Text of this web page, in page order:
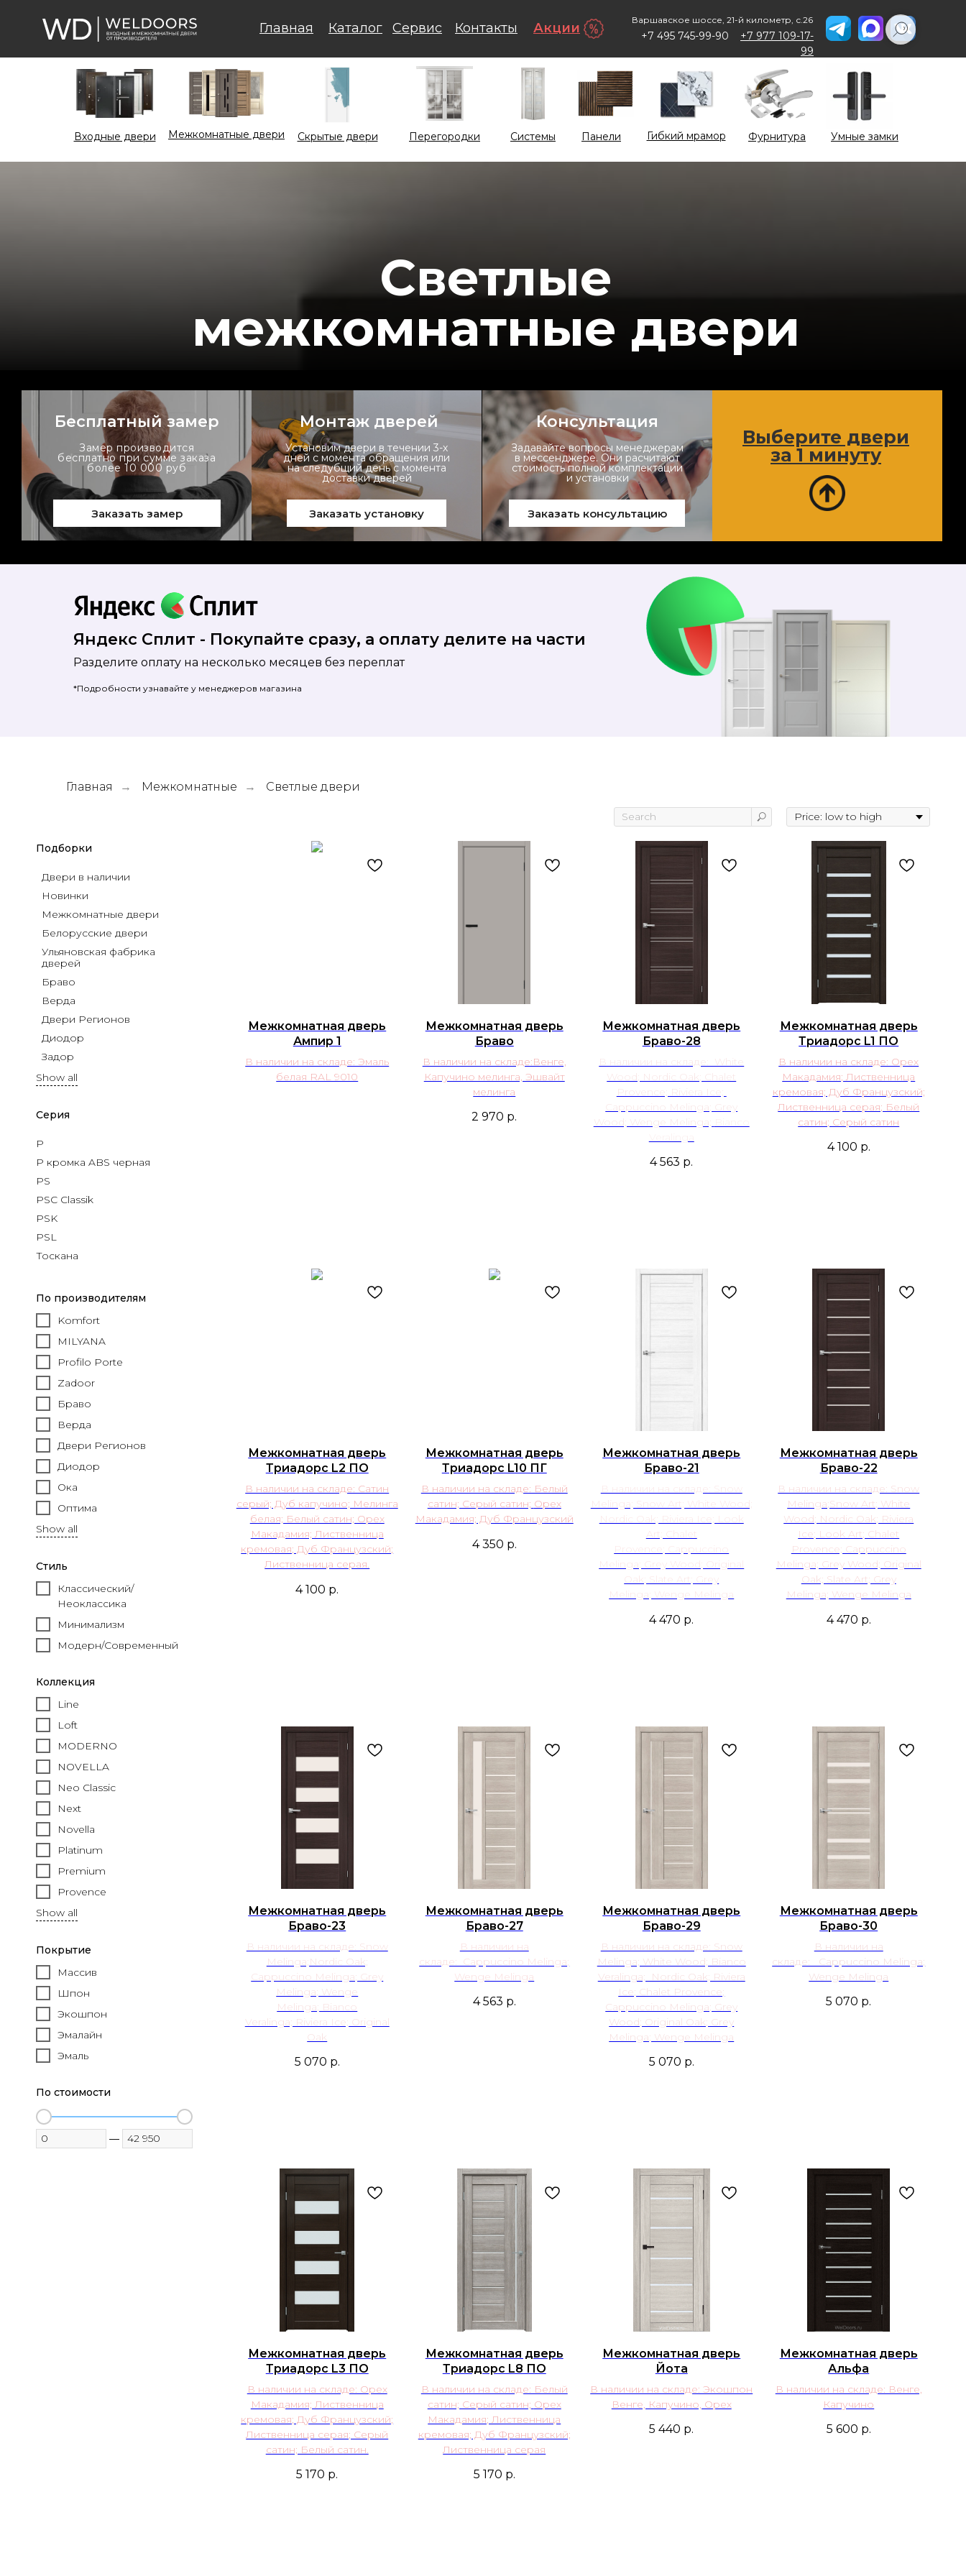
Каталог
Главная Контакты
Сервис Акции
+7 977 109-17-
99
Варшавское шоссе, 21-й километр, с.26
+7 495 745-99-90
Системы Умные замки
Фурнитура
Гибкий мрамор
Панели
Перегородки
Cкрытые двери
Входные двери Межкомнатные двери
Светлые
межкомнатные двери
Монтаж дверей Консультация
Замер производится
бесплатно при сумме заказа
более 10 000 руб
Бесплатный замер
Установим двери в течении 3-х
дней с момента обращения или
на следубщий день с момента
доставки дверей
Задавайте вопросы менеджерам
в мессенджере. Они расчитают
стоимость полной комплектации
и установки
Заказать замер Заказать консультацию
Заказать установку
Выберите двери
за 1 минуту
Разделите оплату на несколько месяцев без переплат
Яндекс Сплит - Покупайте сразу, а оплату делите на части
*Подробности узнавайте у менеджеров магазина
Главная → Межкомнатные → Светлые двери
Подборки
Двери в наличии
Новинки
Межкомнатные двери
Белорусские двери
Ульяновская фабрика
дверей
Браво
Верда
Двери Регионов
Диодор
Задор
Show all
Серия
P
P кромка ABS черная
PS
PSC Classik
PSK
PSL
Тоскана
По производителям
Komfort
MILYANA
Profilo Porte
Zadoor
Браво
Верда
Двери Регионов
Диодор
Ока
Оптима
Show all
Стиль
Классический/
Неоклассика
Минимализм
Модерн/Современный
Коллекция
Line
Loft
MODERNO
NOVELLA
Neo Classic
Next
Novella
Platinum
Premium
Provence
Show all
Покрытие
Массив
Шпон
Экошпон
Эмалайн
Эмаль
По стоимости
—
Межкомнатная дверь
Ампир 1
В наличии на складе: Эмаль
белая RAL 9010
Межкомнатная дверь
Браво
В наличии на складе:Венге,
Капучино мелинга, Эшвайт
мелинга
2 970 р.
Межкомнатная дверь
Браво-28
В наличии на складе: White
Wood; Nordic Oak; Chalet
Provence; Riviera Ice;
Cappuccino Melinga; Grey
Wood; Wenge Melinga;
4 563 р.
Межкомнатная дверь
Триадорс L1 ПО
В наличии на складе: Орех
Макадамия; Лиственница
кремовая; Дуб Французский;
Лиственница серая; Белый
сатин; Серый сатин
4 100 р.
Межкомнатная дверь
Триадорс L2 ПО
В наличии на складе: Сатин
серый; Дуб капучино; Мелинга
белая; Белый сатин; Орех
Макадамия; Лиственница
кремовая; Дуб Французский;
Лиственница серая.
4 100 р.
Межкомнатная дверь
Триадорс L10 ПГ
В наличии на складе: Белый
сатин; Серый сатин; Орех
Макадамия; Дуб Французский
4 350 р.
Межкомнатная дверь
Браво-21
В наличии на складе: Snow
Melinga; Snow Art; White Wood;
Nordic Oak; Riviera Ice; Look
Art; Chalet
Provence; Cappuccino
Melinga; Grey Wood; Original
Oak; Slate Art; Grey
Melinga; Wenge Melinga
4 470 р.
Межкомнатная дверь
Браво-22
В наличии на складе: Snow
Melinga;Snow Art; White
Wood; Nordic Oak; Riviera
Ice; Look Art; Chalet
Provence; Cappuccino
Melinga; Grey Wood; Original
Oak; Slate Art; Grey
Melinga; Wenge Melinga
4 470 р.
Межкомнатная дверь
Браво-23
В наличии на складе: Snow
Melinga;Nordic Oak;
Cappuccino Melinga; Grey
Melinga; Wenge
Melinga; Bianco
Veralinga; Riviera Ice; Original
Oak
5 070 р.
Межкомнатная дверь
Браво-27
В наличии на
складе: Cappuccino Melinga;
Wenge Melinga
4 563 р.
Межкомнатная дверь
Браво-29
В наличии на складе: Snow
Melinga; White Wood; Bianco
Veralinga; Nordic Oak; Riviera
Ice; Chalet Provence;
Cappuccino Melinga; Grey
Wood; Original Oak; Grey
Melinga; Wenge Melinga
5 070 р.
Межкомнатная дверь
Браво-30
В наличии на
складе: Cappuccino Melinga;
Wenge Melinga
5 070 р.
Межкомнатная дверь
Триадорс L3 ПО
В наличии на складе: Орех
Макадамия; Лиственница
кремовая; Дуб Французский;
Лиственница серая; Серый
сатин; Белый сатин.
5 170 р.
Межкомнатная дверь
Триадорс L8 ПО
В наличии на складе: Белый
сатин; Серый сатин; Орех
Макадамия; Лиственница
кремовая; Дуб Французский;
Лиственница серая
5 170 р.
Межкомнатная дверь
Йота
В наличии на складе: Экошпон
Венге, Капучино, Орех
5 440 р.
Межкомнатная дверь
Альфа
В наличии на складе: Венге,
Капучино
5 600 р.